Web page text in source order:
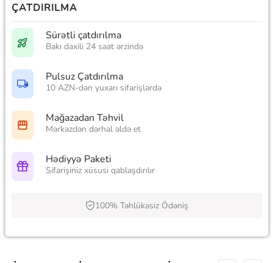
ÇATDIRILMA
Sürətli çatdırılma
Bakı daxili 24 saat ərzində
Pulsuz Çatdırılma
10 AZN-dən yuxarı sifarişlərdə
Mağazadan Təhvil
Mərkəzdən dərhal əldə et
Hədiyyə Paketi
Sifarişiniz xüsusi qablaşdırılır
100% Təhlükəsiz Ödəniş